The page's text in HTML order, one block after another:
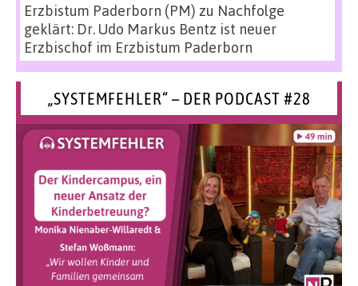
Erzbistum Paderborn (PM) zu Nachfolge
geklärt: Dr. Udo Markus Bentz ist neuer
Erzbischof im Erzbistum Paderborn
„SYSTEMFEHLER“ – DER PODCAST #28